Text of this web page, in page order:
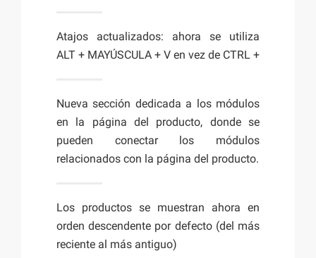
Atajos actualizados: ahora se utiliza
ALT + MAYÚSCULA + V en vez de CTRL +
Nueva sección dedicada a los módulos
en la página del producto, donde se
pueden conectar los módulos
relacionados con la página del producto.
Los productos se muestran ahora en
orden descendente por defecto (del más
reciente al más antiguo)